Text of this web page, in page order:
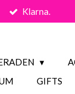
Klarna.
GIFTS